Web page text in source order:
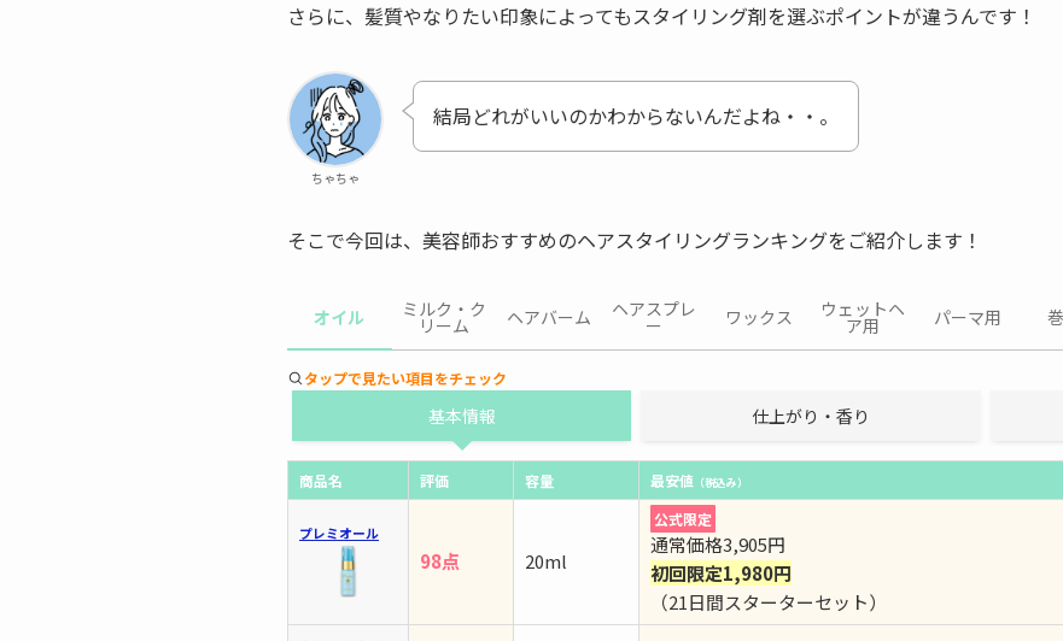
さらに、髪質やなりたい印象によってもスタイリング剤を選ぶポイントが違うんです！
ちゃちゃ
結局どれがいいのかわからないんだよね・・。
そこで今回は、美容師おすすめのヘアスタイリングランキングをご紹介します！
オイル ミルク・ク
リーム ヘアバーム ヘアスプレ
ー ワックス ウェットヘ
ア用 パーマ用
タップで見たい項目をチェック
基本情報 仕上がり・香り
商品名 評価 容量 最安値 （税込み）
プレミオール
98点 20ml
公式限定
通常価格3,905円
初回限定1,980円
（21日間スターターセット）